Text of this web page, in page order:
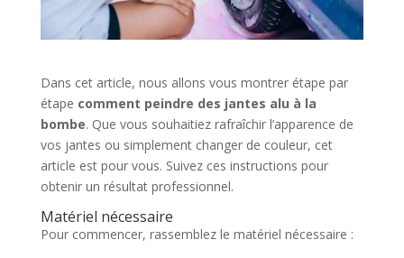
Dans cet article, nous allons vous montrer étape par
étape comment peindre des jantes alu à la
bombe. Que vous souhaitiez rafraîchir l’apparence de
vos jantes ou simplement changer de couleur, cet
article est pour vous. Suivez ces instructions pour
obtenir un résultat professionnel.
Matériel nécessaire
Pour commencer, rassemblez le matériel nécessaire :